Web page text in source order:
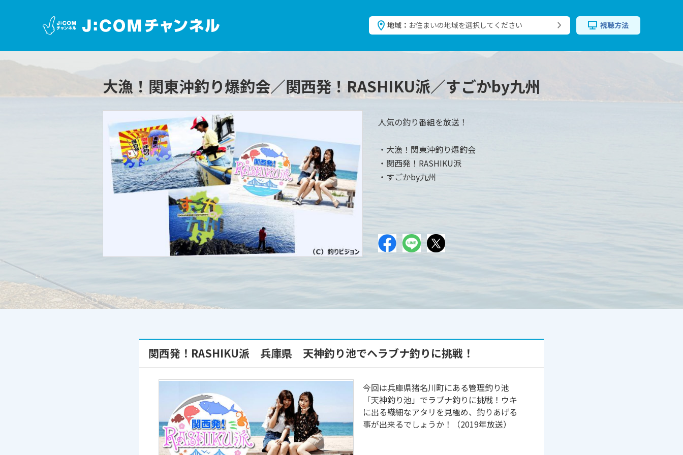
地域： お住まいの地域を選択してください 視聴方法
大漁！関東沖釣り爆釣会／関西発！RASHIKU派／すごかby九州
人気の釣り番組を放送！
・大漁！関東沖釣り爆釣会
・関西発！RASHIKU派
・すごかby九州
関西発！RASHIKU派 兵庫県 天神釣り池でヘラブナ釣りに挑戦！
今回は兵庫県猪名川町にある管理釣り池
「天神釣り池」でラブナ釣りに挑戦！ウキ
に出る繊細なアタリを見極め、釣りあげる
事が出来るでしょうか！（2019年放送）